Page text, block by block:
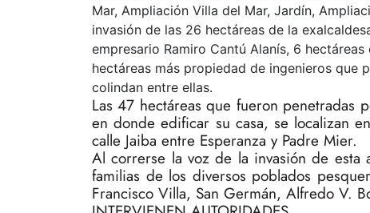
Mar, Ampliación Villa del Mar, Jardín,
invasión de las 26 hectáreas de la
empresario Ramiro Cantú Alanís, 6
hectáreas más propiedad de ingenieros que
colindan entre ellas.
Las 47 hectáreas que fueron
en donde edificar su casa, se localizan
calle Jaiba entre Esperanza y Padre Mier.
Al correrse la voz de la invasión de esta
familias de los diversos poblados
Francisco Villa, San Germán, Alfredo V.